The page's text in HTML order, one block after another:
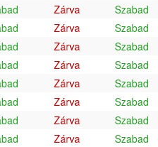
Zárva
Szabad
Zárva
Szabad
Zárva
Szabad
Zárva
Szabad
Zárva
Szabad
Zárva
Szabad
Zárva
Szabad
Zárva
Szabad